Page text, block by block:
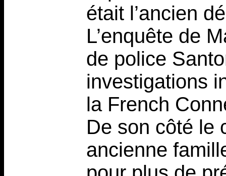
était l’ancien
L’enquête de
de police
investigations
la French
De son côté le
ancienne